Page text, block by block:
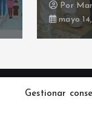
Gestionar
Por
mayo